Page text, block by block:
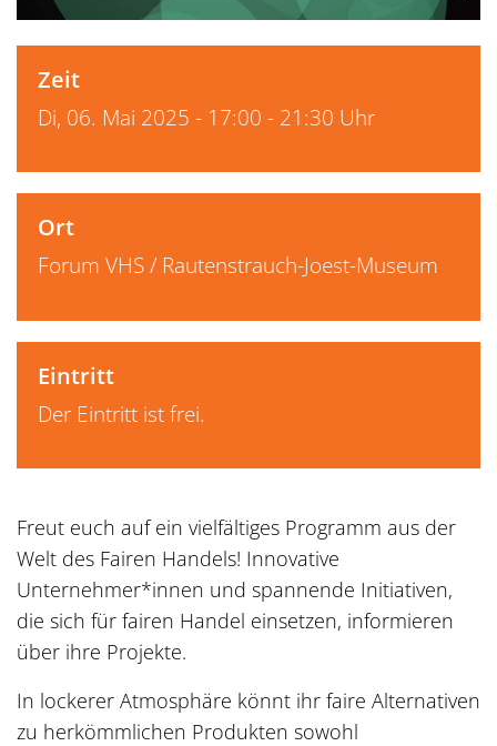
Zeit
Di, 06. Mai 2025 - 17:00 - 21:30 Uhr
Ort
Forum VHS / Rautenstrauch-Joest-Museum
Eintritt
Der Eintritt ist frei.
Freut euch auf ein vielfältiges Programm aus der
Welt des Fairen Handels! Innovative
Unternehmer*innen und spannende Initiativen,
die sich für fairen Handel einsetzen, informieren
über ihre Projekte.
In lockerer Atmosphäre könnt ihr faire Alternativen
zu herkömmlichen Produkten sowohl